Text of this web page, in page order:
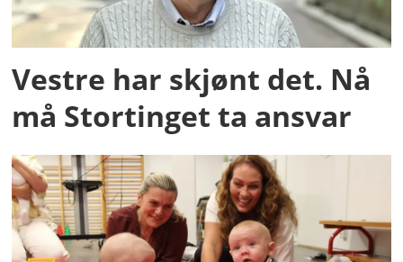
Vestre har skjønt det. Nå
må Stortinget ta ansvar